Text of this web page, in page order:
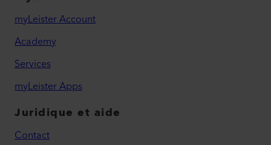
myLeister Account
Academy
Services
myLeister Apps
Juridique et aide
Contact